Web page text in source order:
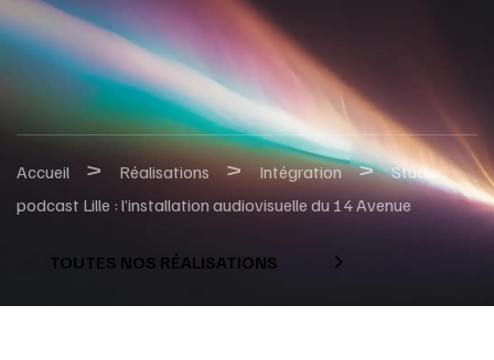
Accueil > Réalisations > Intégration > Studio
podcast Lille : l’installation audiovisuelle du 14 Avenue
TOUTES NOS RÉALISATIONS